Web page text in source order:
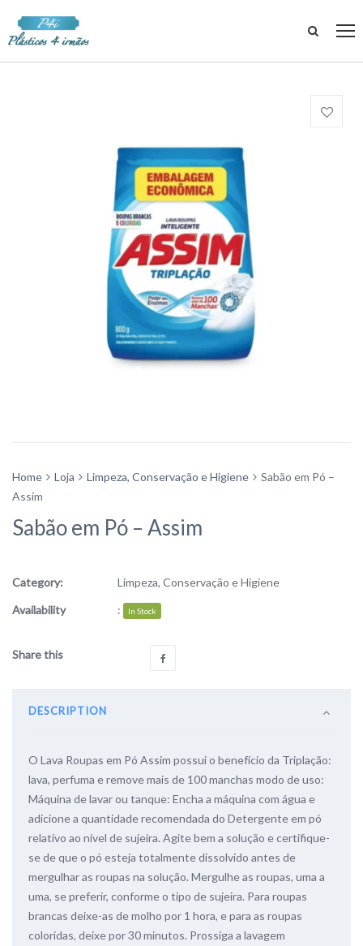
Home Loja Limpeza, Conservação e Higiene
Sabão em Pó –
Assim
Sabão em Pó – Assim
Category:
Limpeza, Conservação e Higiene
Availability
: In Stock
Share this
DESCRIPTION
O Lava Roupas em Pó Assim possui o benefício da Triplação:
lava, perfuma e remove mais de 100 manchas modo de uso:
Máquina de lavar ou tanque: Encha a máquina com água e
adicione a quantidade recomendada do Detergente em pó
relativo ao nível de sujeira. Agite bem a solução e certifique-
se de que o pó esteja totalmente dissolvido antes de
mergulhar as roupas na solução. Mergulhe as roupas, uma a
uma, se preferir, conforme o tipo de sujeira. Para roupas
brancas deixe-as de molho por 1 hora, e para as roupas
coloridas, deixe por 30 minutos. Prossiga a lavagem